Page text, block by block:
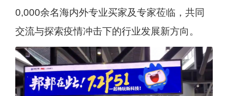
0,000余名海内外专业买家及专家莅临，共同
交流与探索疫情冲击下的行业发展新方向。